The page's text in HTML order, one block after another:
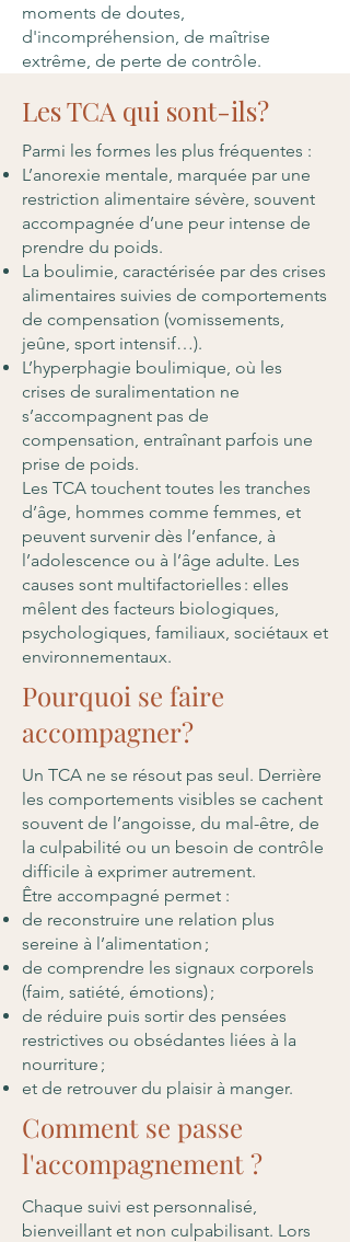
moments de doutes,
d'incompréhension, de maîtrise
extrême, de perte de contrôle.
Les TCA qui sont-ils?
Parmi les formes les plus fréquentes :
L’anorexie mentale, marquée par une
restriction alimentaire sévère, souvent
accompagnée d’une peur intense de
prendre du poids.
La boulimie, caractérisée par des crises
alimentaires suivies de comportements
de compensation (vomissements,
jeûne, sport intensif…).
L’hyperphagie boulimique, où les
crises de suralimentation ne
s’accompagnent pas de
compensation, entraînant parfois une
prise de poids.
Les TCA touchent toutes les tranches
d’âge, hommes comme femmes, et
peuvent survenir dès l’enfance, à
l’adolescence ou à l’âge adulte. Les
causes sont multifactorielles : elles
mêlent des facteurs biologiques,
psychologiques, familiaux, sociétaux et
environnementaux.
Pourquoi se faire
accompagner?
Un TCA ne se résout pas seul. Derrière
les comportements visibles se cachent
souvent de l’angoisse, du mal-être, de
la culpabilité ou un besoin de contrôle
difficile à exprimer autrement.
Être accompagné permet :
de reconstruire une relation plus
sereine à l’alimentation ;
de comprendre les signaux corporels
(faim, satiété, émotions) ;
de réduire puis sortir des pensées
restrictives ou obsédantes liées à la
nourriture ;
et de retrouver du plaisir à manger.
Comment se passe
l'accompagnement ?
Chaque suivi est personnalisé,
bienveillant et non culpabilisant. Lors